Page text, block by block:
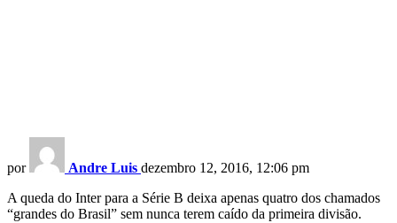
por Andre Luis dezembro 12, 2016, 12:06 pm
A queda do Inter para a Série B deixa apenas quatro dos chamados
“grandes do Brasil” sem nunca terem caído da primeira divisão.